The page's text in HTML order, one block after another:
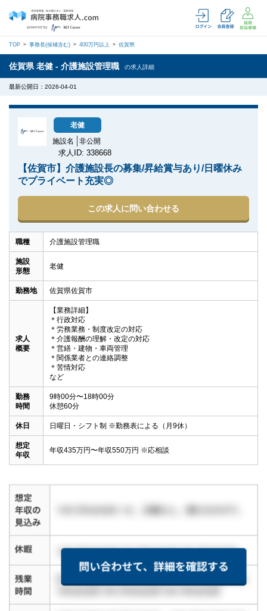
TOP 事務長(候補含む) 400万円以上 佐賀県
佐賀県 老健 - 介護施設管理職 の求人詳細
最新公開日：2026-04-01
老健
施設名
非公開
求人ID: 338668
【佐賀市】介護施設長の募集/昇給賞与あり/日曜休み
でプライベート充実◎
この求人に問い合わせる
職種 介護施設管理職
施設
形態
老健
勤務地 佐賀県佐賀市
求人
概要
【業務詳細】
＊行政対応
＊労務業務・制度改定の対応
＊介護報酬の理解・改定の対応
＊営繕・建物・車両管理
＊関係業者との連絡調整
＊苦情対応
など
勤務
時間
9時00分〜18時00分
休憩60分
休日 日曜日・シフト制 ※勤務表による（月9休）
想定
年収
年収435万円〜年収550万円 ※応相談